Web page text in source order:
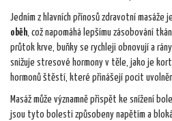
Jedním z hlavních přínosů zdravotní masáže
oběh, což napomáhá lepšímu zásobování
průtok krve, buňky se rychleji obnovují a
snižuje stresové hormony v těle, jako je
hormonů štěstí, které přinášejí pocit
Masáž může významně přispět ke snížení
jsou tyto bolesti způsobeny napětím a